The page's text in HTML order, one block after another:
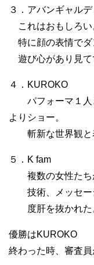
３．アバンギャルデ
これはおもしろい
特に顔の表情でダ
遊び心があり見て
４．KUROKO
パフォーマ１人
よりショー。
斬新な世界観と
５．K fam
複数の女性たち
技術、メッセー
度肝を抜かれた
優勝はKUROKO
終わった時、審査員